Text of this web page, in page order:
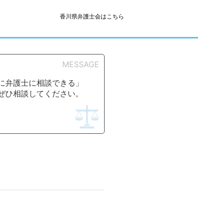
香川県弁護士会はこちら
MESSAGE
護士に相談できる」
相談してください。